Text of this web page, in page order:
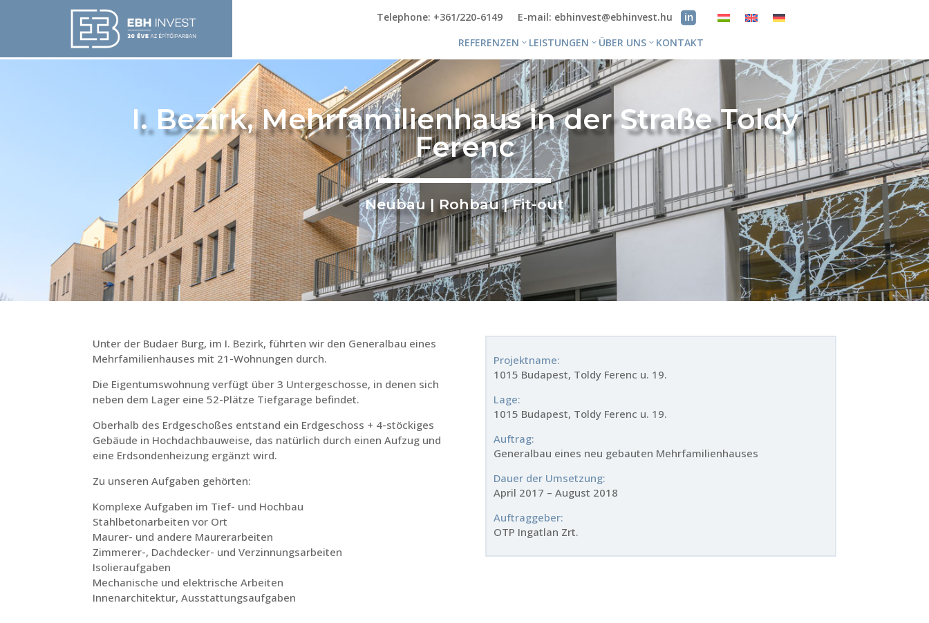
Telephone: +361/220-6149
E-mail: ebhinvest@ebhinvest.hu
REFERENZEN
LEISTUNGEN ÜBER UNS KONTAKT
I. Bezirk, Mehrfamilienhaus in der Straße Toldy
Ferenc
Neubau | Rohbau | Fit-out
Unter der Budaer Burg, im I. Bezirk, führten wir den Generalbau eines
Mehrfamilienhauses mit 21-Wohnungen durch.
Die Eigentumswohnung verfügt über 3 Untergeschosse, in denen sich
neben dem Lager eine 52-Plätze Tiefgarage befindet.
Oberhalb des Erdgeschoßes entstand ein Erdgeschoss + 4-stöckiges
Gebäude in Hochdachbauweise, das natürlich durch einen Aufzug und
eine Erdsondenheizung ergänzt wird.
Zu unseren Aufgaben gehörten:
Komplexe Aufgaben im Tief- und Hochbau
Stahlbetonarbeiten vor Ort
Maurer- und andere Maurerarbeiten
Zimmerer-, Dachdecker- und Verzinnungsarbeiten
Isolieraufgaben
Mechanische und elektrische Arbeiten
Innenarchitektur, Ausstattungsaufgaben
Projektname:
1015 Budapest, Toldy Ferenc u. 19.
Lage:
1015 Budapest, Toldy Ferenc u. 19.
Auftrag:
Generalbau eines neu gebauten Mehrfamilienhauses
Dauer der Umsetzung:
April 2017 – August 2018
Auftraggeber:
OTP Ingatlan Zrt.